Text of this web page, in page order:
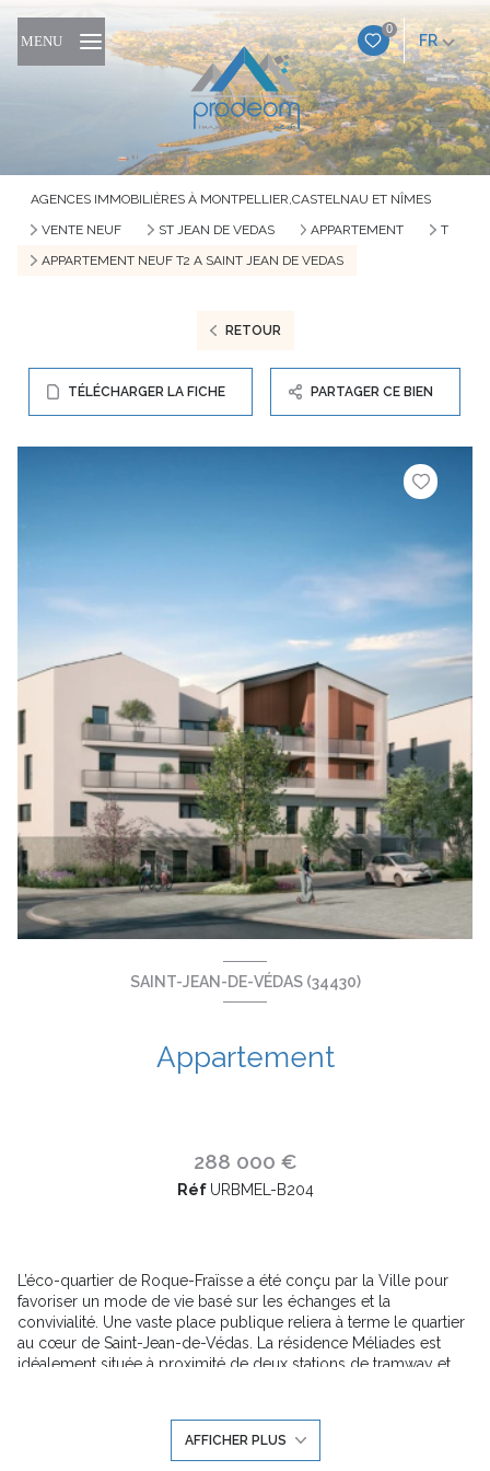
0
FR
MENU
AGENCES IMMOBILIÈRES À MONTPELLIER,CASTELNAU ET NÎMES
VENTE NEUF
ST JEAN DE VEDAS APPARTEMENT
T
APPARTEMENT NEUF T2 A SAINT JEAN DE VEDAS
RETOUR
TÉLÉCHARGER LA FICHE PARTAGER CE BIEN
SAINT-JEAN-DE-VÉDAS (34430)
Appartement
288 000 €
Réf URBMEL-B204
L’éco-quartier de Roque-Fraïsse a été conçu par la Ville pour
favoriser un mode de vie basé sur les échanges et la
convivialité. Une vaste place publique reliera à terme le quartier
au cœur de Saint-Jean-de-Védas. La résidence Méliades est
idéalement située à proximité de deux stations de tramway et
Montpellier. La proximité avec le centre de Saint-Jean-de-Védas,
ainsi que le parc de la Peyrière et la piscine Amphitrite
AFFICHER PLUS